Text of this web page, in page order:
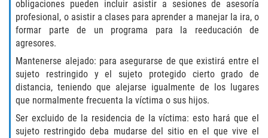
Agresión Doméstica
Lesión Corporal a un Cónyuge
Negligencia Infantil
Orden de Protección de Emergencia
Orden de Restricción Permanente
obligaciones pueden incluir asistir a sesiones de asesoría
profesional, o asistir a clases para aprender a manejar la ira, o
formar parte de un programa para la reeducación de
agresores.
Mantenerse alejado: para asegurarse de que existirá entre el
sujeto restringido y el sujeto protegido cierto grado de
distancia, teniendo que alejarse igualmente de los lugares
que normalmente frecuenta la víctima o sus hijos.
Ser excluido de la residencia de la víctima: esto hará que el
sujeto restringido deba mudarse del sitio en el que vive el